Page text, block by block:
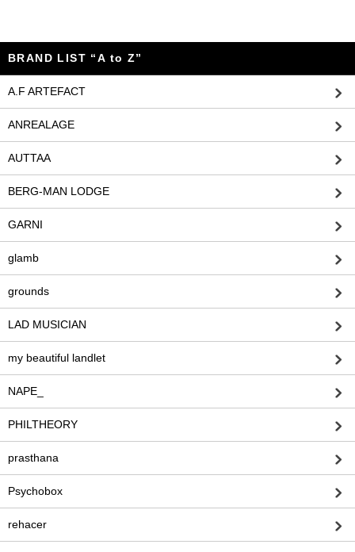
BRAND LIST “A to Z”
A.F ARTEFACT
ANREALAGE
AUTTAA
BERG-MAN LODGE
GARNI
glamb
grounds
LAD MUSICIAN
my beautiful landlet
NAPE_
PHILTHEORY
prasthana
Psychobox
rehacer